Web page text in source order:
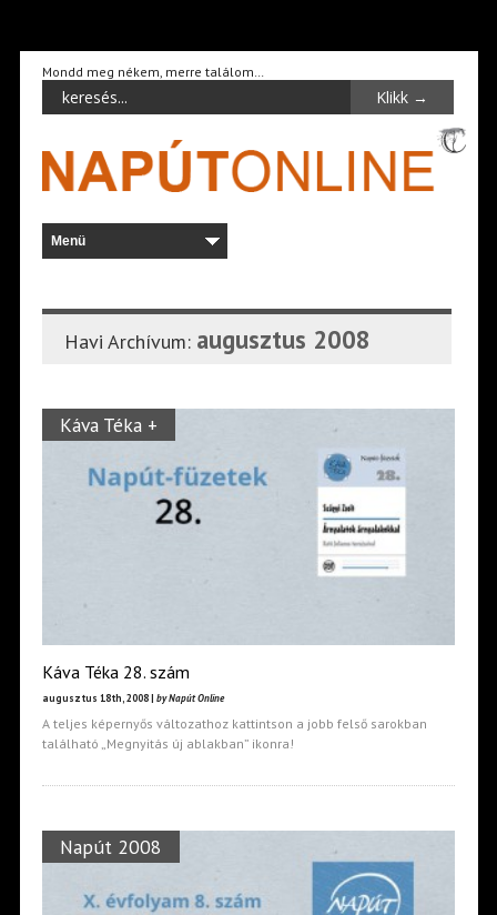
Mondd meg nékem, merre találom…
Havi Archívum: augusztus 2008
Káva Téka +
Káva Téka 28. szám
augusztus 18th, 2008 | by Napút Online
A teljes képernyős változathoz kattintson a jobb felső sarokban
található „Megnyitás új ablakban” ikonra!
Napút 2008